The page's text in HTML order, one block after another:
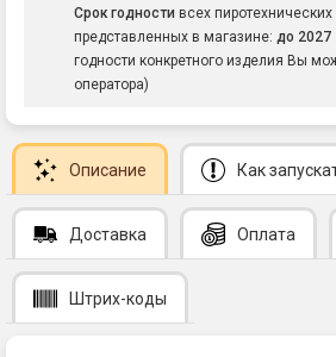
Срок годности всех пиротехнических
представленных в магазине: до 2027
годности конкретного изделия Вы
оператора)
Описание Как
Доставка Оплата
Штрих-коды